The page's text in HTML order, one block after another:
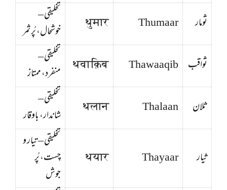
ثومار
Thumaar
थुमार
تخلیقی –
خوشحال، پُرثمر
ثواقب Thawaaqib
थवाक़िब
تخلیقی –
منفرد، ممتاز
ثلان
Thalaan
थलान
تخلیقی –
شاندار، باوقار
ثیار Thayaar
थयार
تخلیقی – تیار و
چست، پُر
جوش